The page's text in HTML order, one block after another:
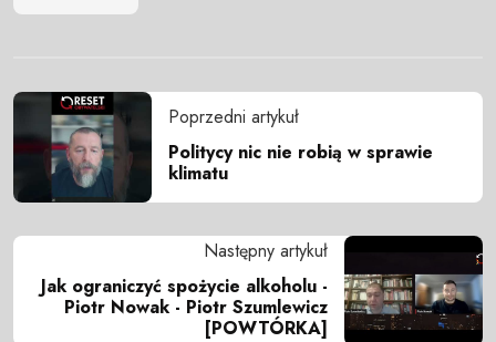
Poprzedni artykuł
Politycy nic nie robią w sprawie
klimatu
Następny artykuł
Jak ograniczyć spożycie alkoholu -
Piotr Nowak - Piotr Szumlewicz
[POWTÓRKA]